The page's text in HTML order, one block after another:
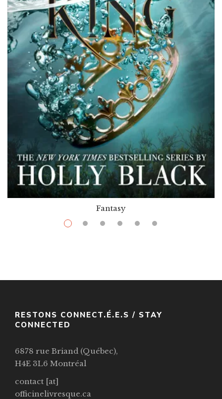
Fantasy
$ 12.99 $25.99
RESTONS CONNECT.É.E.S / STAY
CONNECTED
6878 rue Briand (Québec),
H4E 3L6 Montréal
contact [at]
officinelivresque.ca